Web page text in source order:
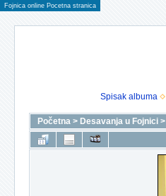
Fojnica online Pocetna stranica
Spisak albuma
Početna > Desavanja u Fojnici >